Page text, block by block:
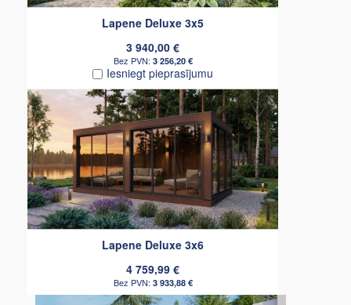
Lapene Deluxe 3x5
3 940,00 €
3 256,20 €
Iesniegt pieprasījumu
Lapene Deluxe 3x6
4 759,99 €
3 933,88 €